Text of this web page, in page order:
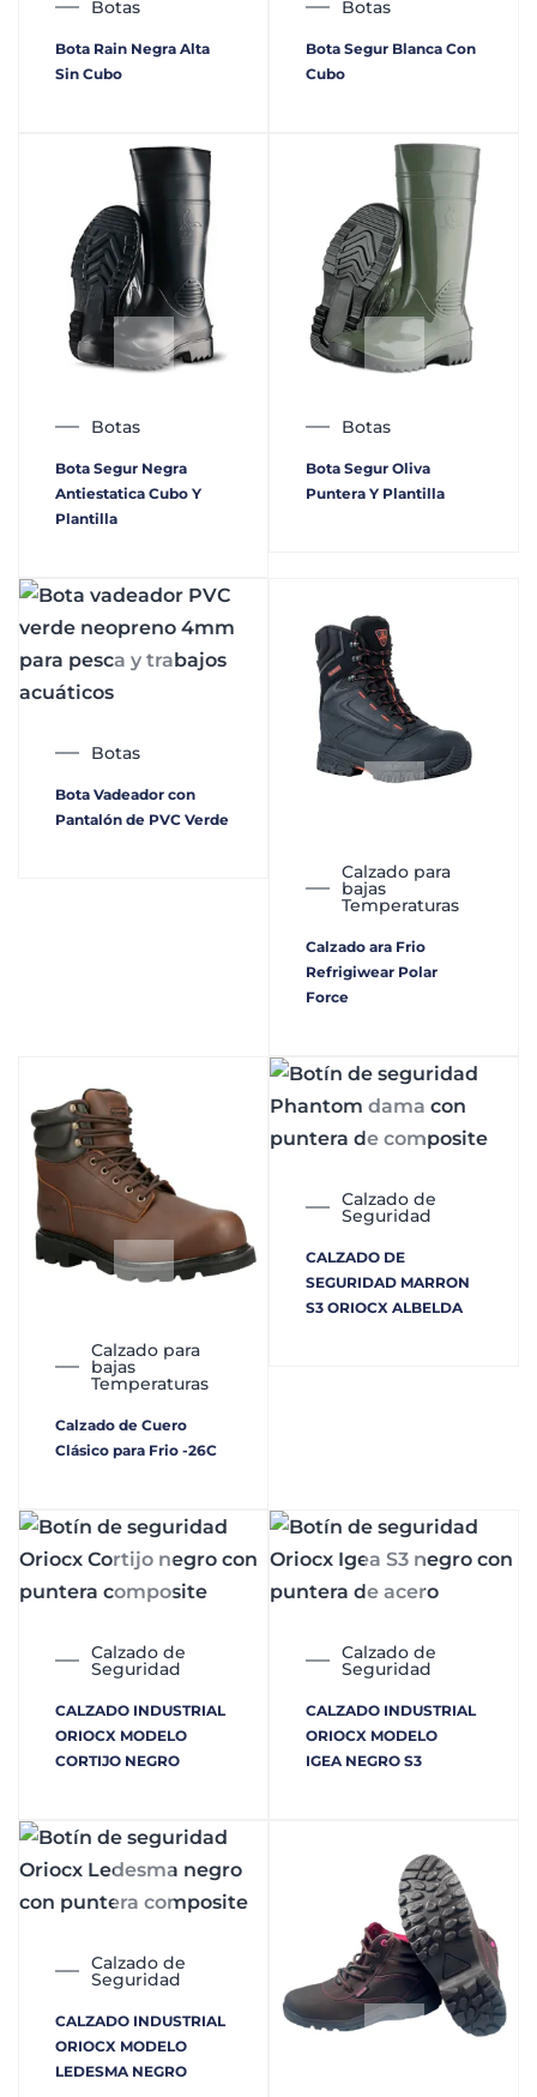
Botas
Bota Rain Negra Alta
Sin Cubo
Botas
Bota Segur Blanca Con
Cubo
Botas
Bota Segur Negra
Antiestatica Cubo Y
Plantilla
Botas
Bota Segur Oliva
Puntera Y Plantilla
Botas
Bota Vadeador con
Pantalón de PVC Verde
Calzado para
bajas
Temperaturas
Calzado ara Frio
Refrigiwear Polar
Force
Calzado para
bajas
Temperaturas
Calzado de Cuero
Clásico para Frio -26C
Calzado de
Seguridad
CALZADO DE
SEGURIDAD MARRON
S3 ORIOCX ALBELDA
Calzado de
Seguridad
CALZADO INDUSTRIAL
ORIOCX MODELO
CORTIJO NEGRO
Calzado de
Seguridad
CALZADO INDUSTRIAL
ORIOCX MODELO
IGEA NEGRO S3
Calzado de
Seguridad
CALZADO INDUSTRIAL
ORIOCX MODELO
LEDESMA NEGRO